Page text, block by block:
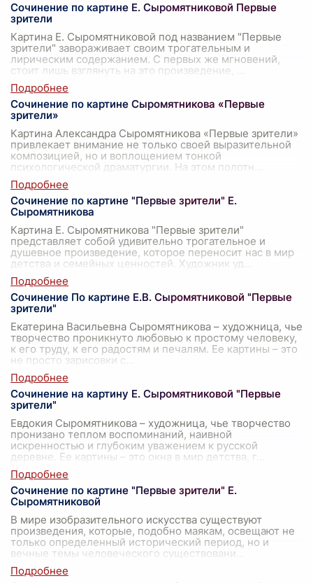
Сочинение по картине Е. Сыромятниковой Первые
зрители
Картина Е. Сыромятниковой под названием "Первые
зрители" завораживает своим трогательным и
лирическим содержанием. С первых же мгновений,
стоит лишь взглянуть на это произведение,
Сочинение по картине Сыромятникова «Первые
зрители»
Картина Александра Сыромятникова «Первые зрители»
привлекает внимание не только своей выразительной
композицией, но и воплощением тонкой
психологической драматургии. На этом полотн
Сочинение по картине "Первые зрители" Е.
Сыромятникова
Картина Е. Сыромятникова "Первые зрители"
представляет собой удивительно трогательное и
душевное произведение, которое переносит нас в мир
детства и семейных ценностей. Художник уд
Сочинение По картине Е.В. Сыромятниковой "Первые
зрители"
Екатерина Васильевна Сыромятникова – художница, чье
творчество проникнуто любовью к простому человеку,
к его труду, к его радостям и печалям. Ее картины – это
не просто зарисовки с
Сочинение на картину Е. Сыромятниковой "Первые
зрители"
Евдокия Сыромятникова – художница, чье творчество
пронизано теплом воспоминаний, наивной
искренностью и глубоким уважением к русской
деревне. Ее картины – это окна в мир детства, г
Сочинение по картине "Первые зрители" Е.
Сыромятниковой
В мире изобразительного искусства существуют
произведения, которые, подобно маякам, освещают не
только определенный исторический период, но и
вечные темы человеческого существовани